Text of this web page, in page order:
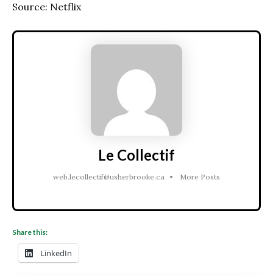
Source: Netflix
Le Collectif
web.lecollectif@usherbrooke.ca • More Posts
Share this:
LinkedIn